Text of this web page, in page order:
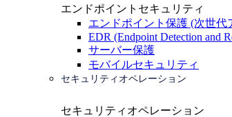
エンドポイントセキュリティ
エンドポイント保護 (次世代
EDR (Endpoint Detection and
サーバー保護
モバイルセキュリティ
セキュリティオペレーション
セキュリティオペレーション